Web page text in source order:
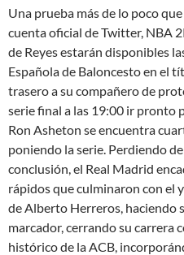
Una prueba más de lo poco
cuenta oficial de Twitter, NBA
de Reyes estarán disponibles
Española de Baloncesto en el
trasero a su compañero de
serie final a las 19:00 ir pronto
Ron Asheton se encuentra
poniendo la serie. Perdiendo
conclusión, el Real Madrid
rápidos que culminaron con el
de Alberto Herreros, haciendo
marcador, cerrando su carrera
histórico de la ACB,